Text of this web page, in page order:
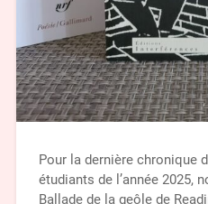
Pour la dernière chronique
étudiants de l’année 2025,
Ballade de la geôle de